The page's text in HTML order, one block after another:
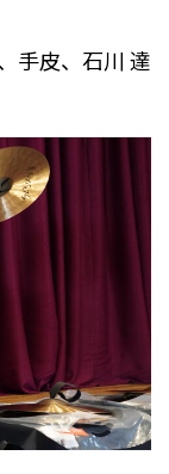
手皮、石川 達